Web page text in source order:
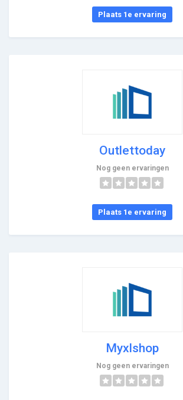
Plaats 1e ervaring
Outlettoday
Nog geen ervaringen
Plaats 1e ervaring
Myxlshop
Nog geen ervaringen